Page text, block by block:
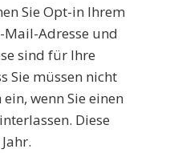
Sie Opt-in Ihrem
Mail-Adresse und
sind für Ihre
Sie müssen nicht
wenn Sie einen
Diese